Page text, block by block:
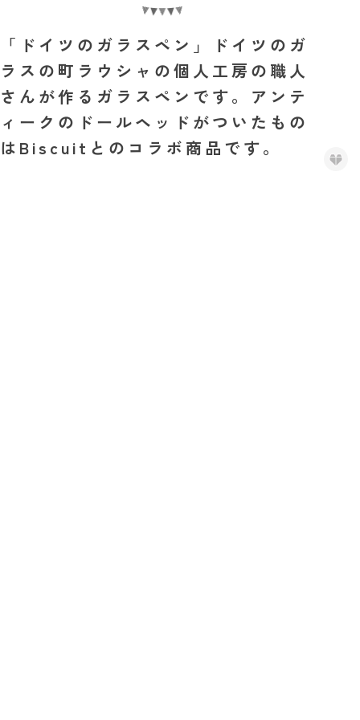
「ドイツのガラスペン」ドイツのガ
ラスの町ラウシャの個人工房の職人
さんが作るガラスペンです。アンテ
ィークのドールヘッドがついたもの
はBiscuitとのコラボ商品です。